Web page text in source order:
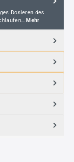
Dosieren des
Mehr